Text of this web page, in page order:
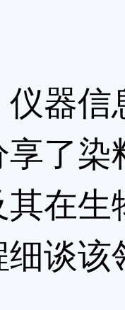
信
了
在
细谈